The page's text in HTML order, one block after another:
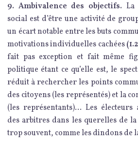
9. Ambivalence des objectifs. La
social est d’être une activité de
un écart notable entre les buts
motivations individuelles cachées
fait pas exception et fait même
politique étant ce qu’elle est, le
réduit à rechercher les points
des citoyens (les représentés) et la
(les représentants)… Les électeurs
des arbitres dans les querelles de
trop souvent, comme les dindons de